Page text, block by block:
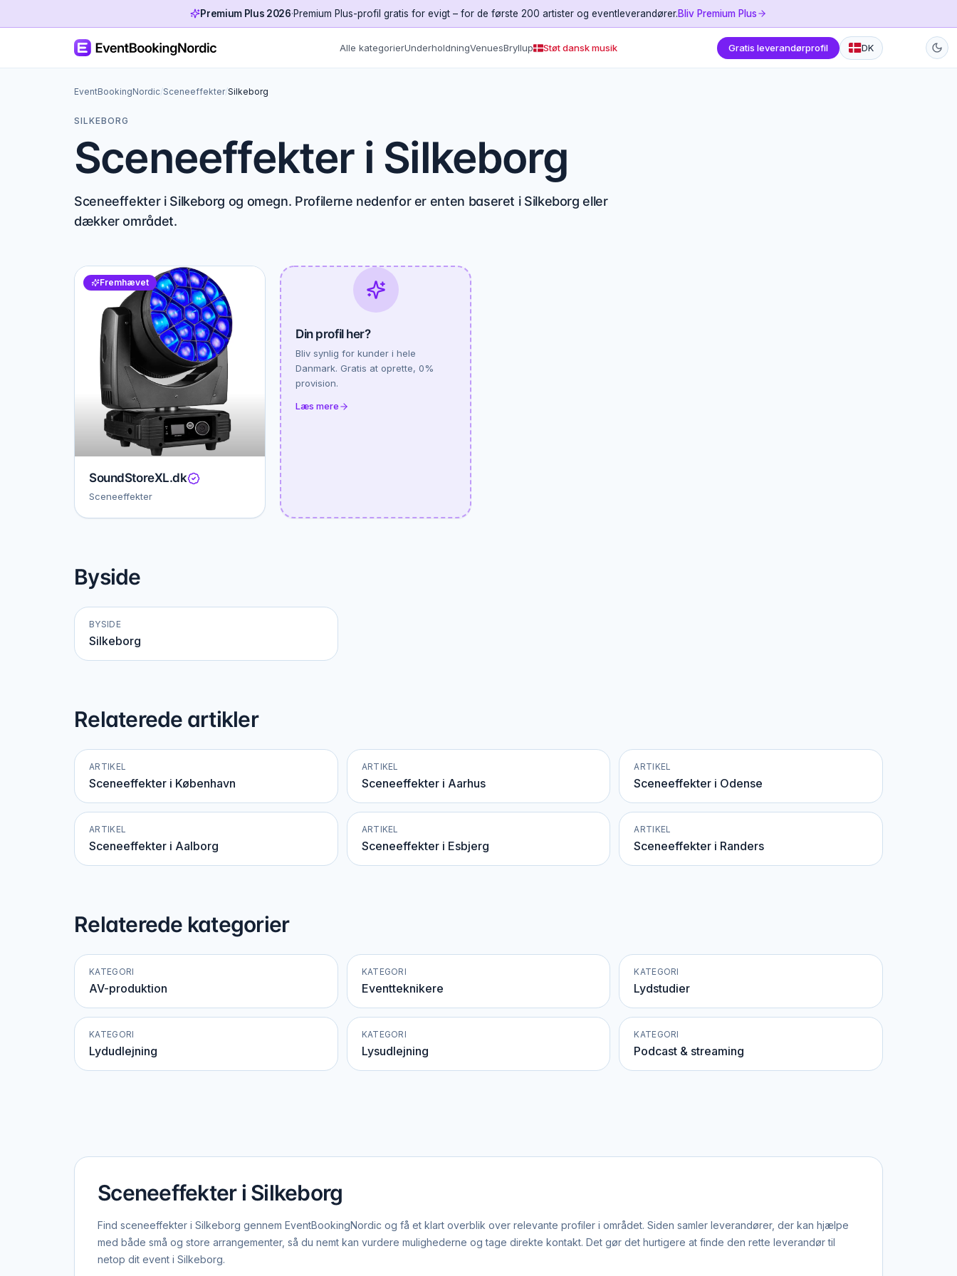
Premium Plus 2026·Premium Plus-profil gratis for evigt – for de første 200 artister og eventleverandører.Bliv Premium Plus
Alle kategorierUnderholdningVenuesBryllup Støt dansk musik Gratis leverandørprofil DK
EventBookingNordic/Sceneeffekter/Silkeborg
SILKEBORG
Sceneeffekter i Silkeborg
Sceneeffekter i Silkeborg og omegn. Profilerne nedenfor er enten baseret i Silkeborg eller
dækker området.
Fremhævet
SoundStoreXL.dk
Sceneeffekter
Din profil her?
Bliv synlig for kunder i hele
Danmark. Gratis at oprette, 0%
provision.
Læs mere
Byside
BYSIDE
Silkeborg
Relaterede artikler
ARTIKEL
Sceneeffekter i København
ARTIKEL
Sceneeffekter i Aarhus
ARTIKEL
Sceneeffekter i Odense
ARTIKEL
Sceneeffekter i Aalborg
ARTIKEL
Sceneeffekter i Esbjerg
ARTIKEL
Sceneeffekter i Randers
Relaterede kategorier
KATEGORI
AV-produktion
KATEGORI
Eventteknikere
KATEGORI
Lydstudier
KATEGORI
Lydudlejning
KATEGORI
Lysudlejning
KATEGORI
Podcast & streaming
Sceneeffekter i Silkeborg
Find sceneeffekter i Silkeborg gennem EventBookingNordic og få et klart overblik over relevante profiler i området. Siden samler leverandører, der kan hjælpe
med både små og store arrangementer, så du nemt kan vurdere mulighederne og tage direkte kontakt. Det gør det hurtigere at finde den rette leverandør til
netop dit event i Silkeborg.